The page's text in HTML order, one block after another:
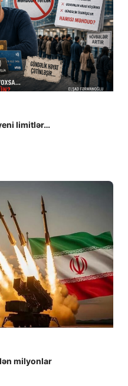
limitlər…
milyonlar